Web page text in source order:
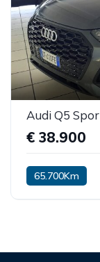
€ 38.900
65.700Km